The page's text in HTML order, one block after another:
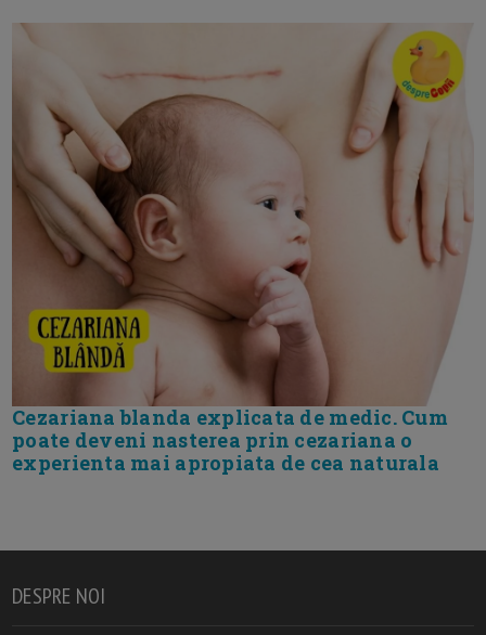
Cezariana blanda explicata de medic. Cum
poate deveni nasterea prin cezariana o
experienta mai apropiata de cea naturala
DESPRE NOI